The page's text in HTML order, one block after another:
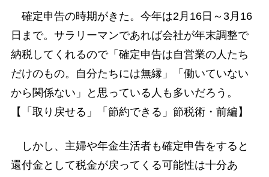
確定申告の時期がきた。今年は2月16日～3月16
日まで。サラリーマンであれば会社が年末調整で
納税してくれるので「確定申告は自営業の人たち
だけのもの。自分たちには無縁」「働いていない
から関係ない」と思っている人も多いだろう。
【「取り戻せる」「節約できる」節税術・前編】
しかし、主婦や年金生活者も確定申告をすると
還付金として税金が戻ってくる可能性は十分あ